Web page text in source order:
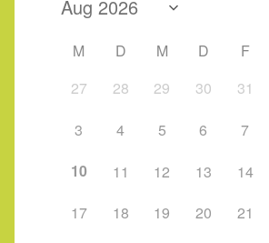
M D M D F
27
28 29 30 31
3
4 5 6 7
10
11 12 13 14
17
18 19 20 21